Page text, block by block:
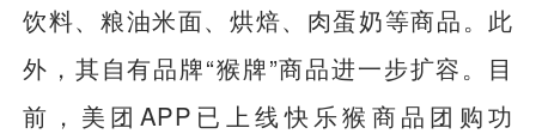
饮料、粮油米面、烘焙、肉蛋奶等商品。此
外，其自有品牌“猴牌”商品进一步扩容。目
前，美团APP已上线快乐猴商品团购功